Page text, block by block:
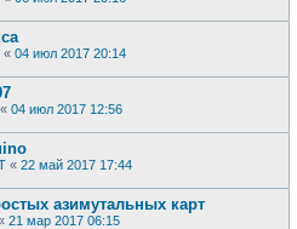
« 04 июл 2017 20:14
« 04 июл 2017 12:56
« 22 май 2017 17:44
азимутальных карт
21 мар 2017 06:15